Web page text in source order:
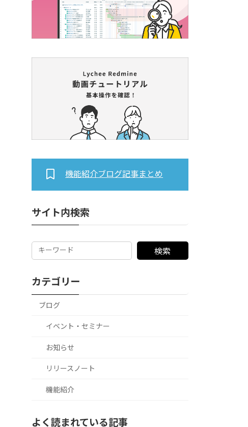
機能紹介ブログ記事まとめ
サイト内検索
検索
カテゴリー
ブログ
イベント・セミナー
お知らせ
リリースノート
機能紹介
よく読まれている記事